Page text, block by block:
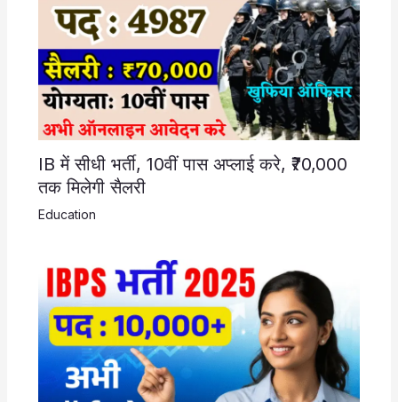
IB में सीधी भर्ती, 10वीं पास अप्लाई करे, ₹70,000
तक मिलेगी सैलरी
Education